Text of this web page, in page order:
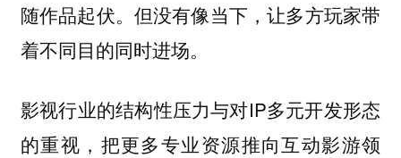
随作品起伏。但没有像当下，让多方玩家带
着不同目的同时进场。
影视行业的结构性压力与对IP多元开发形态
的重视，把更多专业资源推向互动影游领